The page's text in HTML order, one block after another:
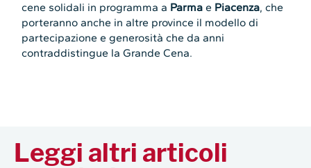
cene solidali in programma a Parma e Piacenza, che
porteranno anche in altre province il modello di
partecipazione e generosità che da anni
contraddistingue la Grande Cena.
Leggi altri articoli